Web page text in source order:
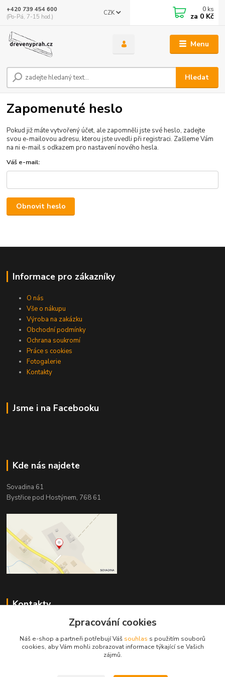
Menu
CZK
Hledat
+420 739 454 600
(Po-Pá, 7-15 hod.)
0 ks
za 0 Kč
Zapomenuté heslo
Pokud již máte vytvořený účet, ale zapomněli jste své heslo, zadejte
svou e-mailovou adresu, kterou jste uvedli při registraci. Zašleme Vám
na ni e-mail s odkazem pro nastavení nového hesla.
Váš e-mail:
Obnovit heslo
Informace pro zákazníky
O nás
Vše o nákupu
Výroba na zakázku
Obchodní podmínky
Ochrana soukromí
Práce s cookies
Fotogalerie
Kontakty
Jsme i na Facebooku
Kde nás najdete
Sovadina 61
Bystřice pod Hostýnem, 768 61
Kontakty
DŘEVOPRODUKT BEDNAŘÍK s.r.o.
+420 739 454 600
(Po-Pá, 7-15 hod.)
Zpracování cookies
Náš e-shop a partneři potřebují Váš souhlas s použitím souborů
cookies, aby Vám mohli zobrazovat informace týkající se Vašich
zájmů.